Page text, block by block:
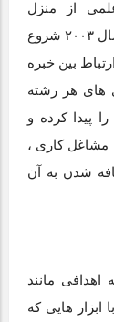
از منزل
بنیانگذارش رید هافمن شکل گرفته و رسما در سال ۲۰۰۳ شروع
بین خبره
های هر رشته
پیدا کرده و
مشاغل کاری ،
شدن به آن
مانند
ابزار هایی که